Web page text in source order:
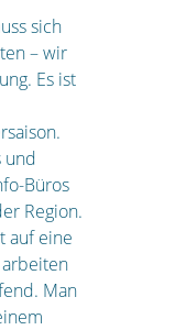
sich
– wir
Es ist
und
Büros
Region.
auf eine
Man